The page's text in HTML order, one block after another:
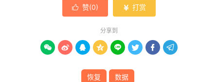
 赞(0)  打赏
分享到
       
恢复 数据